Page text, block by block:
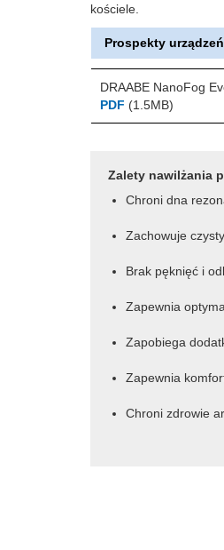
kościele.
Prospekty urządzeń
DRAABE NanoFog
PDF (1.5MB)
Zalety nawilżania
Chroni dna
Zachowuje
Brak pęknięć i
Zapewnia
Zapobiega
Zapewnia
Chroni zdrowie